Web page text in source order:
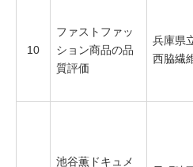
10
ファストファッ
ション商品の品
質評価
兵庫県
西脇繊
池谷薫ドキュメ